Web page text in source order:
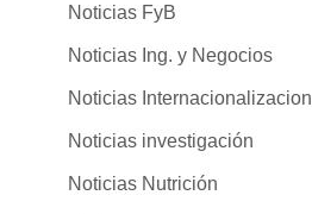
Noticias FyB
Noticias Ing. y Negocios
Noticias Internacionalizacion
Noticias investigación
Noticias Nutrición